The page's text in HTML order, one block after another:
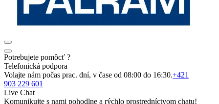
Potrebujete pomôcť ?
Telefonická podpora
Volajte nám počas prac. dní, v čase od 08:00 do 16:30.+421
903 229 601
Live Chat
Komunikujte s nami pohodlne a rýchlo prostredníctvom chatu!